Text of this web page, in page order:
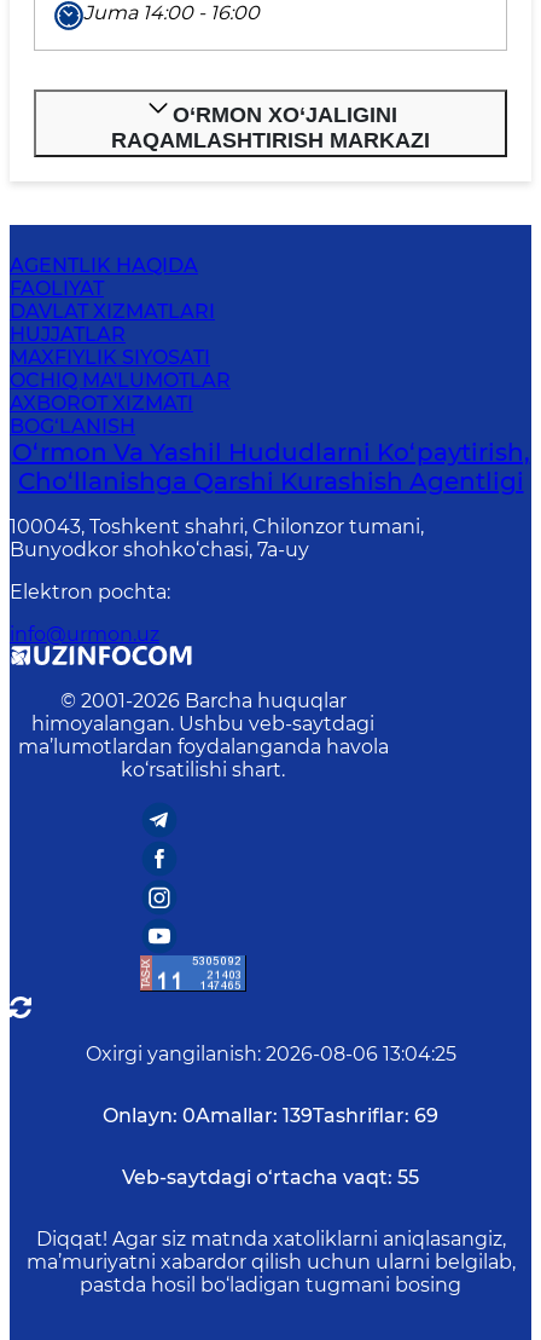
Juma 14:00 - 16:00
O‘RMON XO‘JALIGINI
RAQAMLASHTIRISH MARKAZI
AGENTLIK HAQIDA
FAOLIYAT
DAVLAT XIZMATLARI
HUJJATLAR
MAXFIYLIK SIYOSATI
OCHIQ MA'LUMOTLAR
AXBOROT XIZMATI
BOG‘LANISH
O‘rmon Va Yashil Hududlarni Ko‘paytirish,
Cho‘llanishga Qarshi Kurashish Agentligi
100043, Toshkent shahri, Chilonzor tumani,
Bunyodkor shohko‘chasi, 7a-uy
Elektron pochta:
info@urmon.uz
© 2001-2026 Barcha huquqlar
himoyalangan. Ushbu veb-saytdagi
ma’lumotlardan foydalanganda havola
ko‘rsatilishi shart.
Oxirgi yangilanish: 2026-08-06 13:04:25
Onlayn: 0Amallar: 139Tashriflar: 69
Veb-saytdagi o‘rtacha vaqt: 55
Diqqat! Agar siz matnda xatoliklarni aniqlasangiz,
ma’muriyatni xabardor qilish uchun ularni belgilab,
pastda hosil bo‘ladigan tugmani bosing